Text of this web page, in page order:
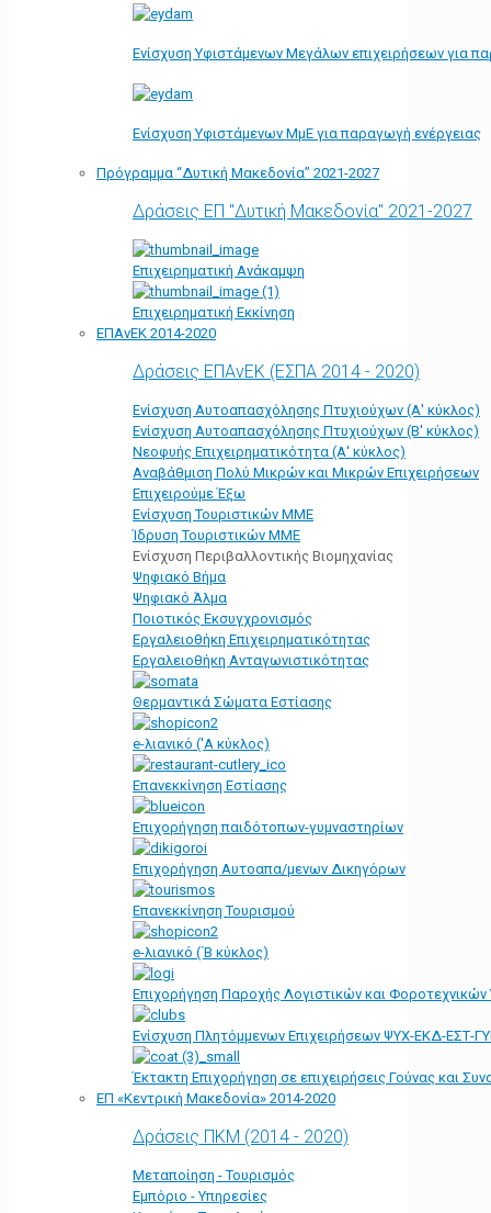
Ενίσχυση Υφιστάμενων Μεγάλων επιχειρήσεων για
Ενίσχυση Υφιστάμενων ΜμΕ για παραγωγή ενέργειας
Πρόγραμμα “Δυτική Μακεδονία” 2021-2027
Δράσεις ΕΠ "Δυτική Μακεδονία" 2021-2027
Επιχειρηματική Ανάκαμψη
Επιχειρηματική Εκκίνηση
ΕΠΑνΕΚ 2014-2020
Δράσεις ΕΠΑνΕΚ (ΕΣΠΑ 2014 - 2020)
Ενίσχυση Αυτοαπασχόλησης Πτυχιούχων (Α' κύκλος)
Ενίσχυση Αυτοαπασχόλησης Πτυχιούχων (Β' κύκλος)
Νεοφυής Επιχειρηματικότητα (Α' κύκλος)
Αναβάθμιση Πολύ Μικρών και Μικρών Επιχειρήσεων
Επιχειρούμε Έξω
Ενίσχυση Τουριστικών ΜΜΕ
Ίδρυση Τουριστικών ΜΜΕ
Ενίσχυση Περιβαλλοντικής Βιομηχανίας
Ψηφιακό Βήμα
Ψηφιακό Άλμα
Ποιοτικός Εκσυγχρονισμός
Εργαλειοθήκη Eπιχειρηματικότητας
Εργαλειοθήκη Ανταγωνιστικότητας
Θερμαντικά Σώματα Εστίασης
e-λιανικό ('Α κύκλος)
Επανεκκίνηση Εστίασης
Επιχορήγηση παιδότοπων-γυμναστηρίων
Επιχορήγηση Αυτοαπα/μενων Δικηγόρων
Επανεκκίνηση Τουρισμού
e-λιανικό (΄Β κύκλος)
Επιχορήγηση Παροχής Λογιστικών και
Ενίσχυση Πλητόμμενων Επιχειρήσεων ΨΥΧ-ΕΚΔ-ΕΣΤ-
Έκτακτη Επιχορήγηση σε επιχειρήσεις Γούνας και
ΕΠ «Kεντρική Μακεδονία» 2014-2020
Δράσεις ΠΚΜ (2014 - 2020)
Μεταποίηση - Τουρισμός
Εμπόριο - Υπηρεσίες